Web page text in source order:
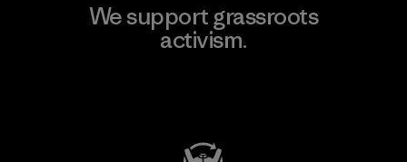
We support grassroots
activism.